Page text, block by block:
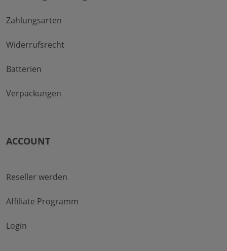
Zahlungsarten
Widerrufsrecht
Batterien
Verpackungen
ACCOUNT
Reseller werden
Affiliate Programm
Login